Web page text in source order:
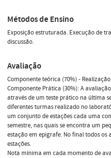
Métodos de Ensino
Exposição estruturada. Execução de
discussão.
Avaliação
Componente teórica (70%) -
Componente Prática (30%): A
através de um teste prático na última
diferentes turmas realizado no
um conjunto de estações cada uma
semestre, nas quais se encontra um
estação em epigrafe. No final todos os
estações.
Nota mínima em cada momento de